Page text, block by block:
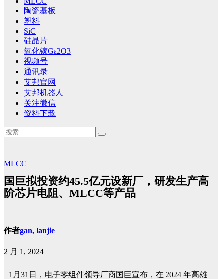
陶瓷基板
塑料
SiC
硅晶片
氧化镓Ga2O3
视频号
通讯录
艾邦官网
艾邦机器人
关注微信
资料下载
MLCC
国巨拟投资约45.5亿元设新厂，研发生产高
阶芯片电阻、MLCC等产品
作者gan, lanjie
2 月 1, 2024
1月31日，电子零组件领导厂商国巨宣布，在 2024 年高雄